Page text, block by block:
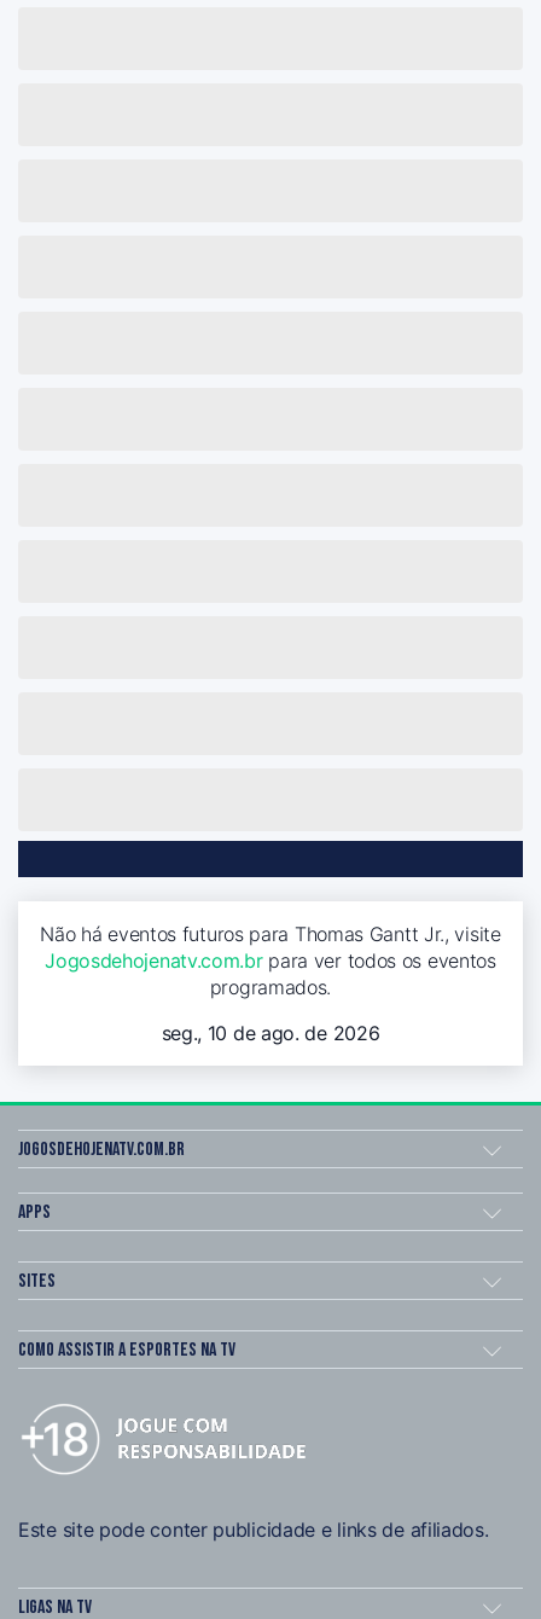
Não há eventos futuros para Thomas Gantt Jr., visite
Jogosdehojenatv.com.brpara ver todos os eventos
programados.
seg., 10 de ago. de 2026
Jogosdehojenatv.com.br
Apps
Sites
Como assistir a esportes na TV
Este site pode conter publicidade e links de afiliados.
Ligas na TV